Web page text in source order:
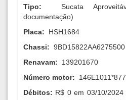
Tipo:Sucata
documentação)
Placa: HSH1684
Chassi: 9BD15822AA6275500
Renavam: 139201670
Número motor:
Débitos: R$ 0 em 03/10/2024